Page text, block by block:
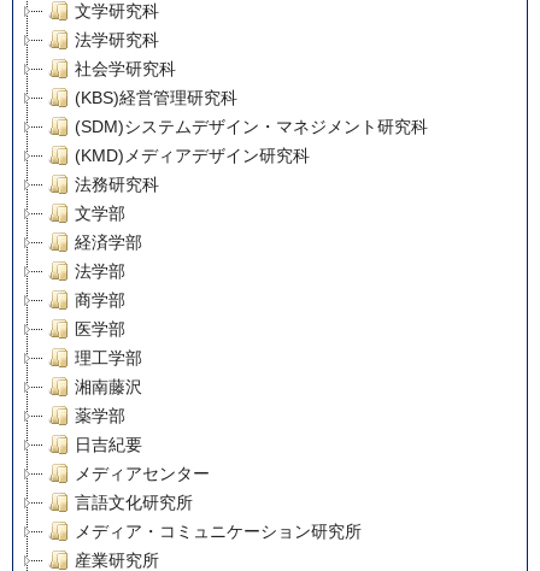
文学研究科
法学研究科
社会学研究科
(KBS)経営管理研究科
(SDM)システムデザイン・マネジメント研究科
(KMD)メディアデザイン研究科
法務研究科
文学部
経済学部
法学部
商学部
医学部
理工学部
湘南藤沢
薬学部
日吉紀要
メディアセンター
言語文化研究所
メディア・コミュニケーション研究所
産業研究所